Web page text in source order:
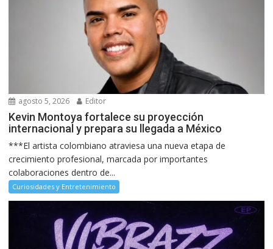
agosto 5, 2026 Editor
Kevin Montoya fortalece su proyección
internacional y prepara su llegada a México
***El artista colombiano atraviesa una nueva etapa de
crecimiento profesional, marcada por importantes
colaboraciones dentro de...
Curiosidades y Entretenimiento